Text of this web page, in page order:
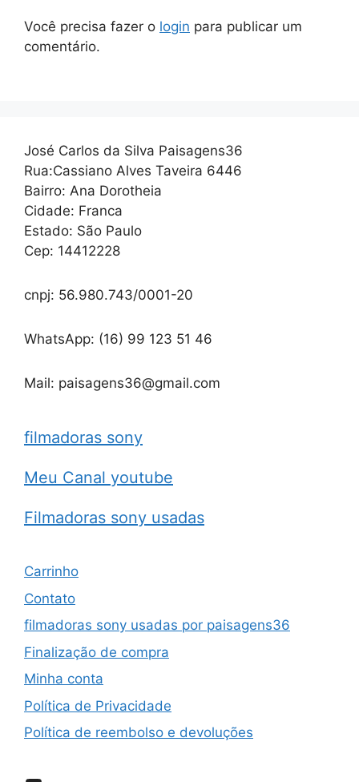
Você precisa fazer o login para publicar um
comentário.
José Carlos da Silva Paisagens36
Rua:Cassiano Alves Taveira 6446
Bairro: Ana Dorotheia
Cidade: Franca
Estado: São Paulo
Cep: 14412228
cnpj: 56.980.743/0001-20
WhatsApp: (16) 99 123 51 46
Mail: paisagens36@gmail.com
filmadoras sony
Meu Canal youtube
Filmadoras sony usadas
Carrinho
Contato
filmadoras sony usadas por paisagens36
Finalização de compra
Minha conta
Política de Privacidade
Política de reembolso e devoluções